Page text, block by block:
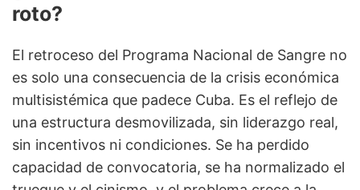
roto?
El retroceso del Programa Nacional de Sangre no
es solo una consecuencia de la crisis económica
multisistémica que padece Cuba. Es el reflejo de
una estructura desmovilizada, sin liderazgo real,
sin incentivos ni condiciones. Se ha perdido
capacidad de convocatoria, se ha normalizado el